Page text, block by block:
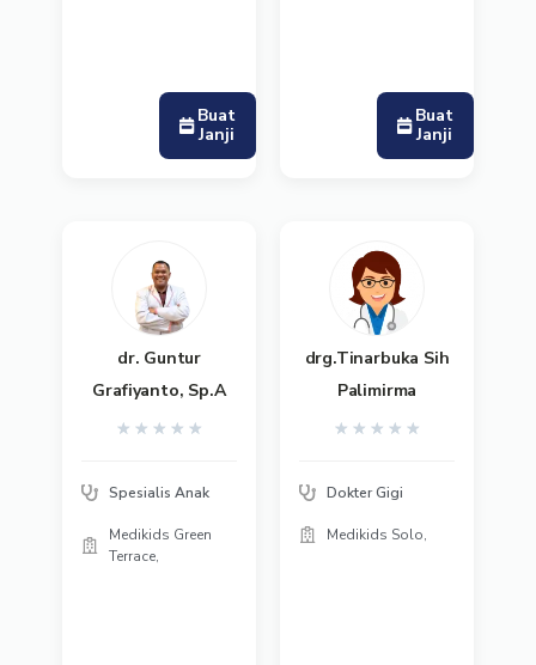
Buat
Janji
Buat
Janji
dr. Guntur
Grafiyanto, Sp.A
★ ★ ★ ★ ★
Spesialis Anak
Medikids Green
Terrace,
drg.Tinarbuka Sih
Palimirma
★ ★ ★ ★ ★
Dokter Gigi
Medikids Solo,